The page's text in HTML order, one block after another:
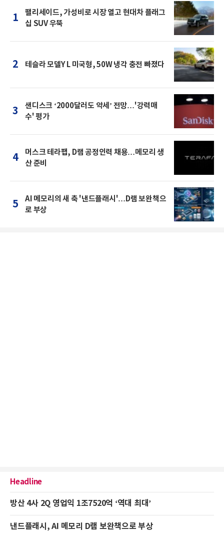
1
팰리세이드, 가성비로 시장 열고 현대차 플래그
십 SUV 우뚝
2 테슬라 모델Y L 미국형, 50W 냉각 충전 빠졌다
3
샌디스크 ‘2000달러도 약세’ 전망…'강력매
수' 평가
4
머스크 테라팹, D램 공정인력 채용…메모리 생
산 준비
5
AI 메모리의 새 축 '낸드플래시'…D램 보완책으
로 부상
Headline
방산 4사 2Q 영업익 1조7520억 ‘역대 최대’
낸드플래시, AI 메모리 D램 보완책으로 부상